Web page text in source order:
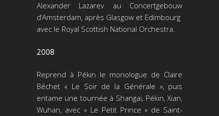
Alexander Lazarev au Concertgebouw
d’Amsterdam, après Glasgow et Edimbourg
avec le Royal Scottish National Orchestra.
2008
Reprend à Pékin le monologue de Claire
Béchet « Le Soir de la Générale », puis
entame une tournée à Shangai, Pékin, Xian,
Wuhan, avec « Le Petit Prince » de Saint-